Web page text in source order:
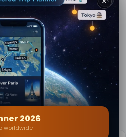
Casa del chirurgo
📍 2.5 km away
Pisello Centogiorni
📍 2.6 km away